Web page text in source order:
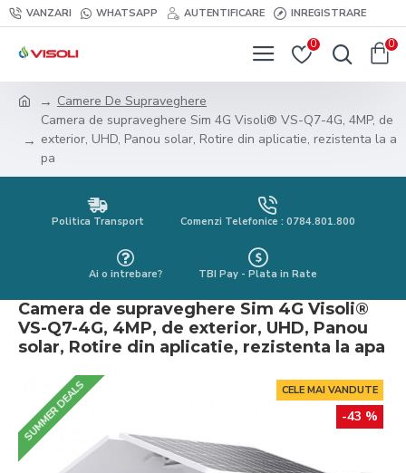
VANZARI WHATSAPP AUTENTIFICARE INREGISTRARE
0 0
Camere De Supraveghere
Camera de supraveghere Sim 4G Visoli® VS-Q7-4G, 4MP, de
exterior, UHD, Panou solar, Rotire din aplicatie, rezistenta la a
pa
Politica Transport Comenzi Telefonice : 0784.801.800
Ai o intrebare? TBI Pay - Plata in Rate
Camera de supraveghere Sim 4G Visoli®
VS-Q7-4G, 4MP, de exterior, UHD, Panou
solar, Rotire din aplicatie, rezistenta la apa
CELE MAI VANDUTE
SUMMER DEALS -43 %